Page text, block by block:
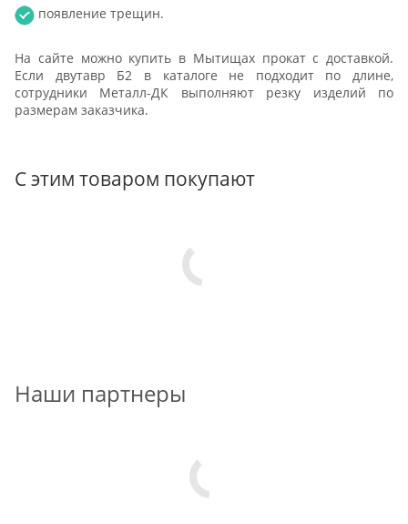
появление трещин.
На сайте можно купить в Мытищах прокат с доставкой.
Если двутавр Б2 в каталоге не подходит по длине,
сотрудники Металл-ДК выполняют резку изделий по
размерам заказчика.
С этим товаром покупают
Наши партнеры